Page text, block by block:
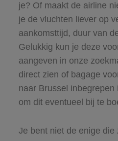
je? Of maakt de airline
je de vluchten liever op
aankomsttijd, duur van
Gelukkig kun je deze
aangeven in onze
direct zien of bagage
naar Brussel
om dit eventueel bij te
Je bent niet de enige die